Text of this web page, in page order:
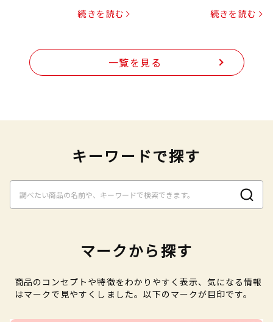
続きを読む 続きを読む
一覧を見る
キーワードで探す
マークから探す
商品のコンセプトや特徴をわかりやすく表示、気になる情報
はマークで見やすくしました。以下のマークが目印です。